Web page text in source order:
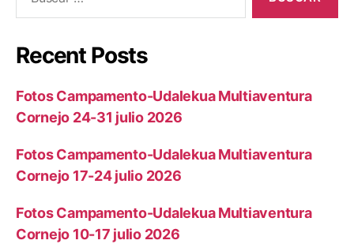
Recent Posts
Fotos Campamento-Udalekua Multiaventura
Cornejo 24-31 julio 2026
Fotos Campamento-Udalekua Multiaventura
Cornejo 17-24 julio 2026
Fotos Campamento-Udalekua Multiaventura
Cornejo 10-17 julio 2026